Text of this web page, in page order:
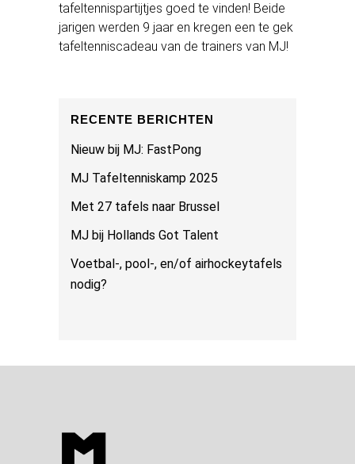
tafeltennispartijtjes goed te vinden! Beide
jarigen werden 9 jaar en kregen een te gek
tafeltenniscadeau van de trainers van MJ!
RECENTE BERICHTEN
Nieuw bij MJ: FastPong
MJ Tafeltenniskamp 2025
Met 27 tafels naar Brussel
MJ bij Hollands Got Talent
Voetbal-, pool-, en/of airhockeytafels
nodig?